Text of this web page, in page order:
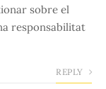
sobre el
responsabilitat
REPLY